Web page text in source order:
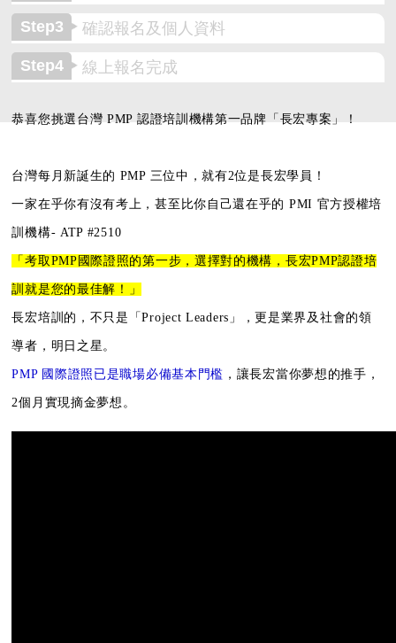
Step3 確認報名及個人資料
Step4 線上報名完成
恭喜您挑選台灣 PMP 認證培訓機構第一品牌「長宏專案」！
台灣每月新誕生的 PMP 三位中，就有2位是長宏學員！
一家在乎你有沒有考上，甚至比你自己還在乎的 PMI 官方授權培
訓機構- ATP #2510
「考取PMP國際證照的第一步， 選擇對的機構，長宏PMP認證培
訓就是您的最佳解！」
長宏培訓的，不只是「Project Leaders」，更是業界及社會的領
導者，明日之星。
PMP 國際證照已是職場必備基本門檻 ，讓長宏當你夢想的推手，
2個月實現摘金夢想。